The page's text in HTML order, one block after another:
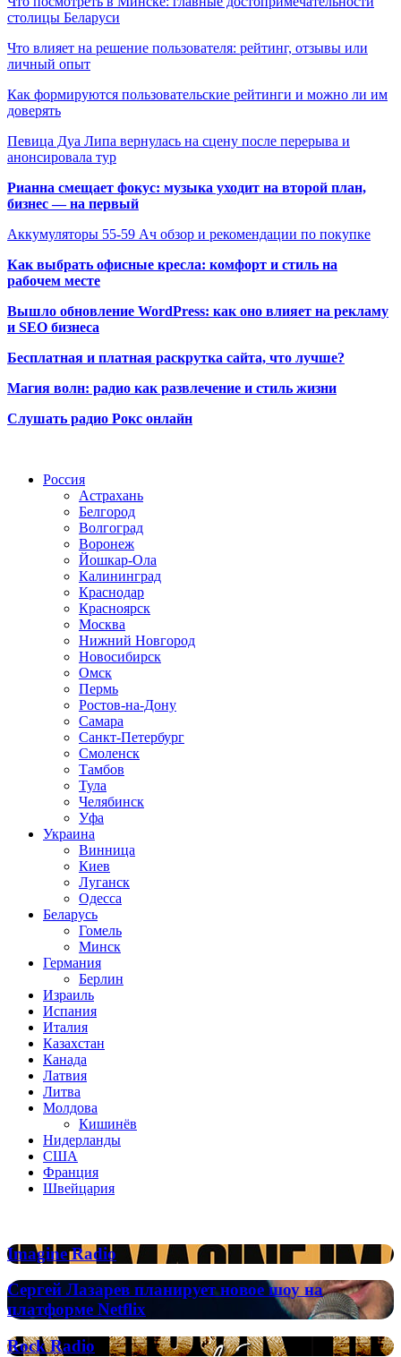
столицы Беларуси
Что влияет на решение пользователя: рейтинг, отзывы или
личный опыт
Как формируются пользовательские рейтинги и можно ли им
доверять
Певица Дуа Липа вернулась на сцену после перерыва и
анонсировала тур
Рианна смещает фокус: музыка уходит на второй план,
бизнес — на первый
Аккумуляторы 55-59 Ач обзор и рекомендации по покупке
Как выбрать офисные кресла: комфорт и стиль на
рабочем месте
Вышло обновление WordPress: как оно влияет на рекламу
и SEO бизнеса
Бесплатная и платная раскрутка сайта, что лучше?
Магия волн: радио как развлечение и стиль жизни
Слушать радио Рокс онлайн
Россия
Астрахань
Белгород
Волгоград
Воронеж
Йошкар-Ола
Калининград
Краснодар
Красноярск
Москва
Нижний Новгород
Новосибирск
Омск
Пермь
Ростов-на-Дону
Самара
Санкт-Петербург
Смоленск
Тамбов
Тула
Челябинск
Уфа
Украина
Винница
Киев
Луганск
Одесса
Беларусь
Гомель
Минск
Германия
Берлин
Израиль
Испания
Италия
Казахстан
Канада
Латвия
Литва
Молдова
Кишинёв
Нидерланды
США
Франция
Швейцария
Imagine
Radio
Imagine Radio
Сергей
Лазарев
планирует
новое
шоу
Сергей Лазарев планирует новое шоу на
платформе Netflix
Rock
Rock Radio